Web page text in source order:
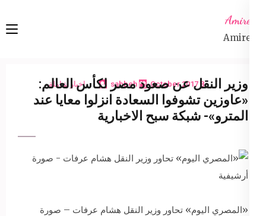
content
Amireta
Amireta
8 October 2017
sabbeh اخبار شاملة
وزير النقل عن صعود مصر لكأس العالم:
«عاوزين تشوفوا السعادة انزلوا معايا عند
المترو»- شبكة سبح الاخبارية
«المصري اليوم» تحاور وزير النقل هشام عرفات – صورة